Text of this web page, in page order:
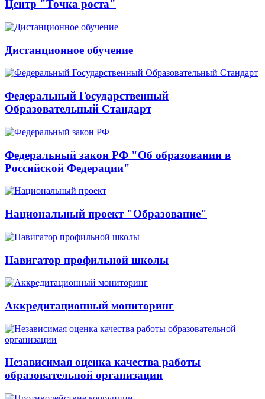
Центр "Точка роста"
Дистанционное обучение
Федеральный Государственный
Образовательный Стандарт
Федеральный закон РФ "Об образовании в
Российской Федерации"
Национальный проект "Образование"
Навигатор профильной школы
Аккредитационный мониторинг
Независимая оценка качества работы
образовательной организации